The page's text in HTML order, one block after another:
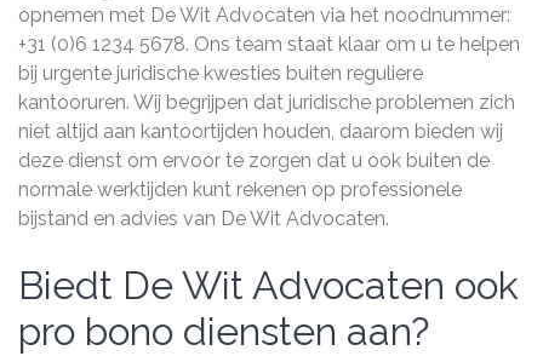
opnemen met De Wit Advocaten via het noodnummer:
+31 (0)6 1234 5678. Ons team staat klaar om u te helpen
bij urgente juridische kwesties buiten reguliere
kantooruren. Wij begrijpen dat juridische problemen zich
niet altijd aan kantoortijden houden, daarom bieden wij
deze dienst om ervoor te zorgen dat u ook buiten de
normale werktijden kunt rekenen op professionele
bijstand en advies van De Wit Advocaten.
Biedt De Wit Advocaten ook
pro bono diensten aan?